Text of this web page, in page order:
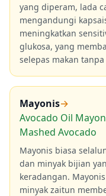
yang diperam, lada
mengandungi
meningkatkan
glukosa, yang
selepas makan
Mayonis→
Avocado Oil
Mashed Avocado
Mayonis biasa
dan minyak bijian
keradangan.
minyak zaitun